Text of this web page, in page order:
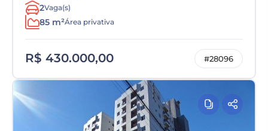
2Vaga(s)
85 m²Área privativa
R$ 430.000,00 #28096